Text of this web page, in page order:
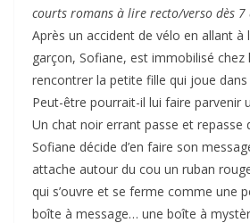
courts romans à lire recto/verso dès 7
Après un accident de vélo en allant à
garçon, Sofiane, est immobilisé chez
rencontrer la petite fille qui joue dans
Peut-être pourrait-il lui faire parvenir
Un chat noir errant passe et repasse
Sofiane décide d’en faire son
attache autour du cou un ruban
qui s’ouvre et se ferme comme une
boîte à message… une boîte à